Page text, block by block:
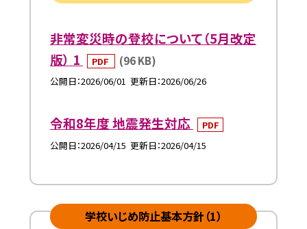
非常変災時の登校について（5月改定
版） 1
PDF (96 KB)
公開日 2026/06/01 更新日 2026/06/26
令和8年度 地震発生対応
PDF
公開日 2026/04/15 更新日 2026/04/15
学校いじめ防止基本方針（1）